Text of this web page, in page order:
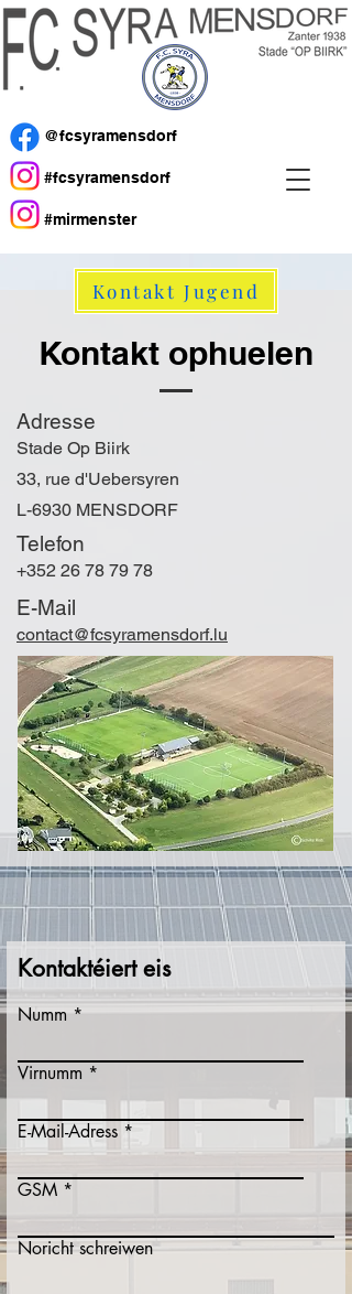
@fcsyramensdorf
#fcsyramensdorf
#mirmenster
Adresse
Stade Op Biirk
33, rue d'Uebersyren
L-6930 MENSDORF
Telefon
+352 26 78 79 78
E-Mail
contact@fcsyramensdorf.lu
Kontaktéiert eis
Numm
Virnumm
E-Mail-Adress
GSM
Noricht schreiwen
Kontakt ophuelen
Kontakt Jugend